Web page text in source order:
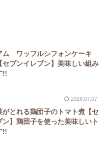
ム ワッフルシフォンケーキ
セブンイレブン】美味しい組み
!!
2026.07.07
がとれる鶏団子のトマト煮【セ
ン】鶏団子を使った美味しいト
!!